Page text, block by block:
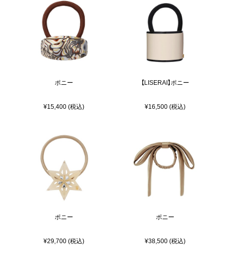
ポニー
¥15,400 (税込)
【LISERAI】ポニー
¥16,500 (税込)
ポニー
¥29,700 (税込)
ポニー
¥38,500 (税込)